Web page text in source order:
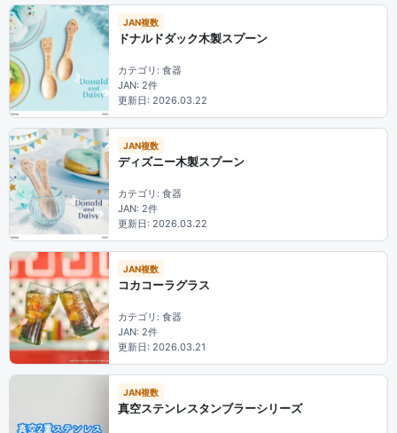
JAN複数
ドナルドダック木製スプーン
カテゴリ: 食器
JAN: 2件
更新日: 2026.03.22
JAN複数
ディズニー木製スプーン
カテゴリ: 食器
JAN: 2件
更新日: 2026.03.22
JAN複数
コカコーラグラス
カテゴリ: 食器
JAN: 2件
更新日: 2026.03.21
JAN複数
真空ステンレスタンブラーシリーズ